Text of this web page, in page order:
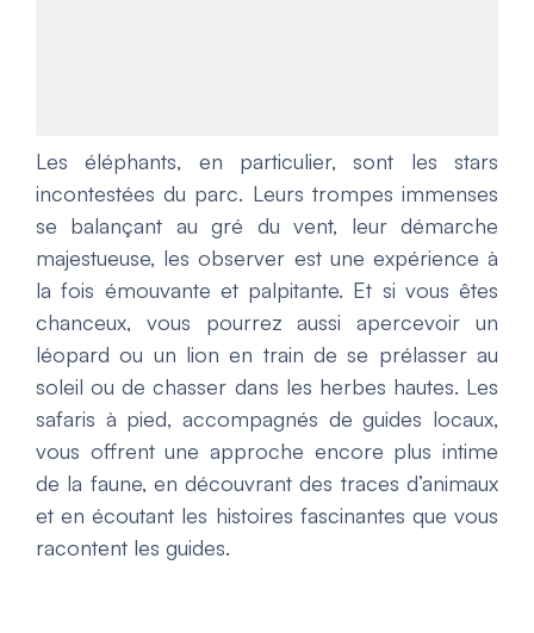
Les éléphants, en particulier, sont les stars
incontestées du parc. Leurs trompes immenses
se balançant au gré du vent, leur démarche
majestueuse, les observer est une expérience à
la fois émouvante et palpitante. Et si vous êtes
chanceux, vous pourrez aussi apercevoir un
léopard ou un lion en train de se prélasser au
soleil ou de chasser dans les herbes hautes. Les
safaris à pied, accompagnés de guides locaux,
vous offrent une approche encore plus intime
de la faune, en découvrant des traces d’animaux
et en écoutant les histoires fascinantes que vous
racontent les guides.